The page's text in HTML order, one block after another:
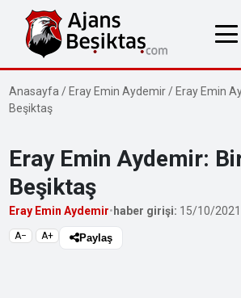
Anasayfa / Eray Emin Aydemir / Eray Emin
Beşiktaş
Eray Emin Aydemir:
Beşiktaş
Eray Emin Aydemir• haber girişi: 15/10/
A− A+ Paylaş